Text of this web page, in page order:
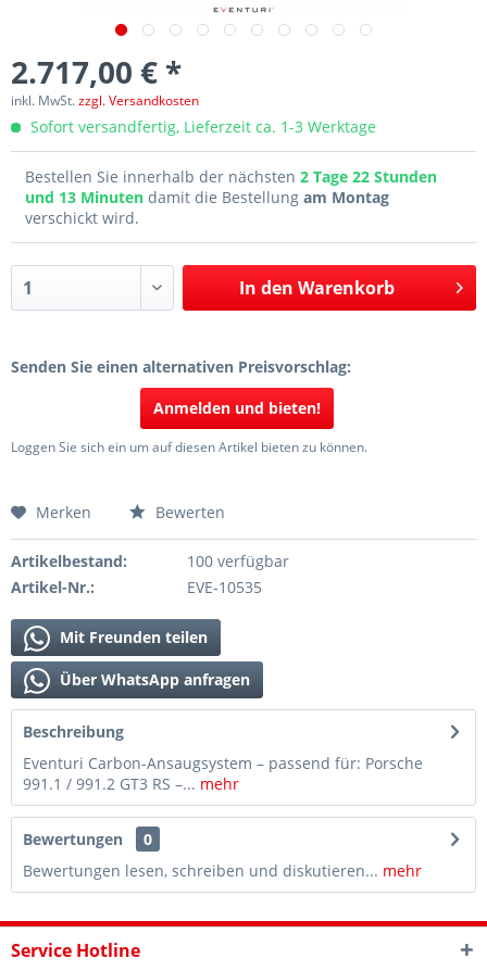
2.717,00 € *
inkl. MwSt.zzgl. Versandkosten
Sofort versandfertig, Lieferzeit ca. 1-3 Werktage
Bestellen Sie innerhalb der nächsten 2 Tage 22 Stunden
und 13 Minuten damit die Bestellung am Montag
verschickt wird.
In den Warenkorb
Senden Sie einen alternativen Preisvorschlag:
Anmelden und bieten!
Loggen Sie sich ein um auf diesen Artikel bieten zu können.
Merken Bewerten
Artikelbestand:
100 verfügbar
Artikel-Nr.:
EVE-10535
Mit Freunden teilen
Über WhatsApp anfragen
Beschreibung
Eventuri Carbon-Ansaugsystem – passend für: Porsche
991.1 / 991.2 GT3 RS –... mehr
Bewertungen
0
Bewertungen lesen, schreiben und diskutieren... mehr
Service Hotline